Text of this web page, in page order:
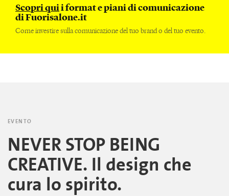
Scopri quii format e piani di comunicazione
di Fuorisalone.it
Come investire sulla comunicazione del tuo brand o del tuo evento.
EVENTO
NEVER STOP BEING
CREATIVE. Il design che
cura lo spirito.